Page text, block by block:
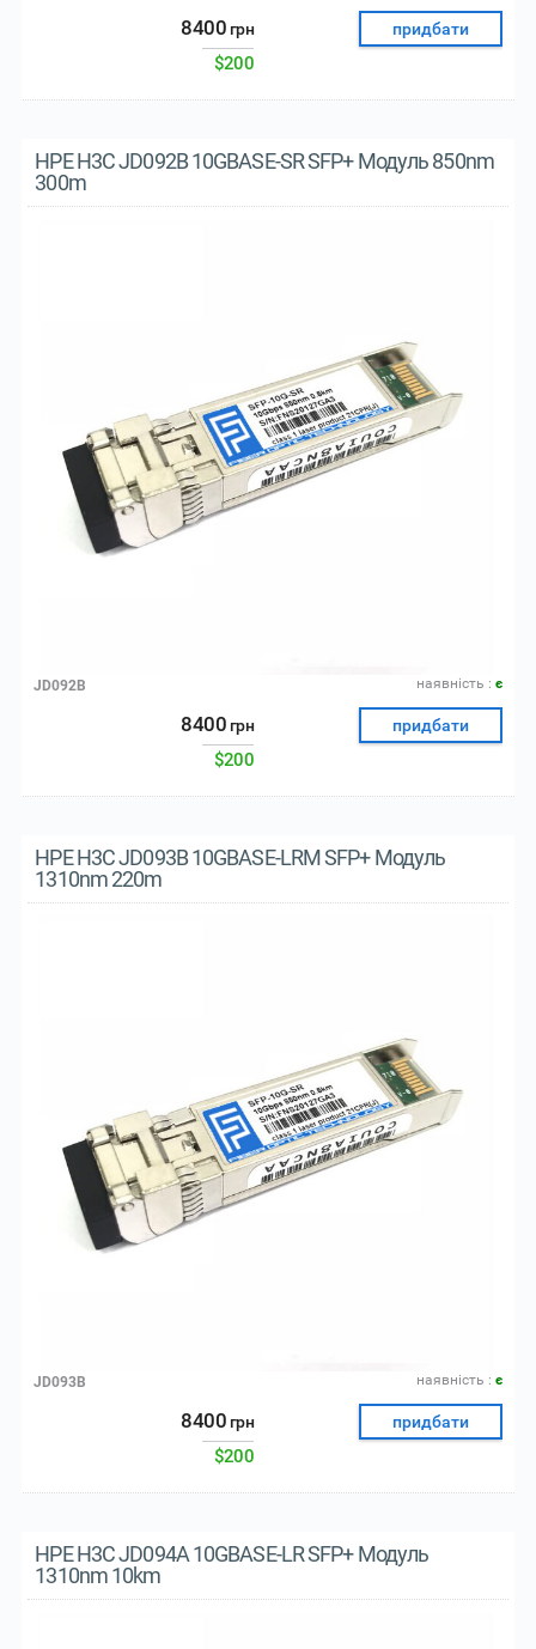
8400 грн
$200
придбати
HPE H3C JD092B 10GBASE-SR SFP+ Модуль 850nm
300m
наявнiсть : є
JD092B
8400 грн
$200
придбати
HPE H3C JD093B 10GBASE-LRM SFP+ Модуль
1310nm 220m
наявнiсть : є
JD093B
8400 грн
$200
придбати
HPE H3C JD094A 10GBASE-LR SFP+ Модуль
1310nm 10km